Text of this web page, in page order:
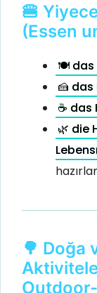
🍔
(Essen
🍽️ das
🍰
☕
🌿 die
🌳 Doğa